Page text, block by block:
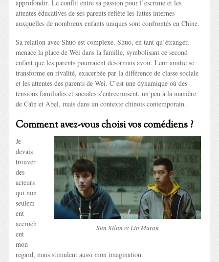
approfondir. Le conflit entre sa passion pour l’escrime et les
attentes éducatives de ses parents reflète les luttes internes
auxquelles de nombreux enfants uniques sont confrontés en Chine.
Sa relation avec Shuo est complexe. Shuo, en tant qu’étranger,
menace la place de Wei dans la famille, symbolisant ce second
enfant que les parents pourraient désormais avoir. Leur amitié se
transforme en rivalité, exacerbée par la différence de classe sociale
et les attentes des parents de Wei. C’est une dynamique où des
tensions familiales et sociales s’entrecroisent, un peu à la manière
de Caïn et Abel, mais dans un contexte chinois contemporain.
Comment avez-vous choisi vos comédiens ?
Sun Xilun et Lin Muran
Je
devais
trouver
des
acteurs
qui non
seulem
ent
accroch
ent
mon
regard, mais stimulent aussi mon imagination.